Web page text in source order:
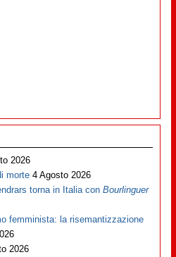
2026
morte 4 Agosto 2026
torna in Italia conBourlinguer
femminista: la risemantizzazione
2026